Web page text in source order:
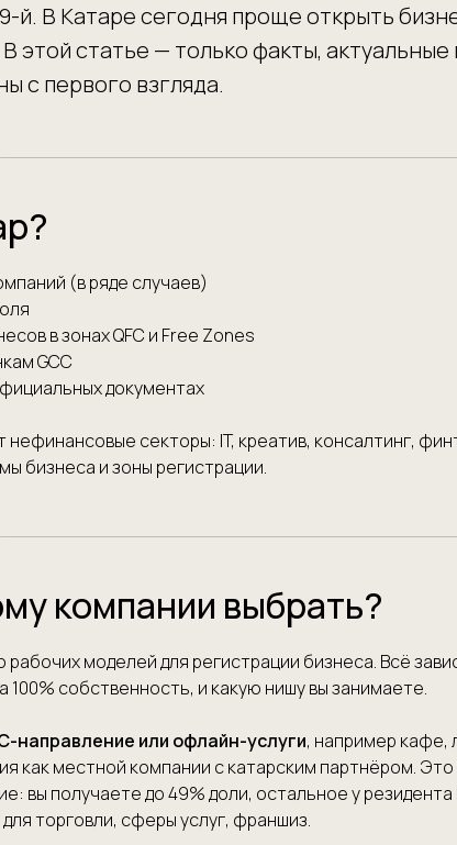
й. В Катаре сегодня проще открыть
этой статье — только факты,
с первого взгляда.
(в ряде случаев)
в зонах QFC и Free Zones
GCC
документах
нефинансовые секторы: IT, креатив, консалтинг,
бизнеса и зоны регистрации.
компании выбрать?
рабочих моделей для регистрации бизнеса. Всё
100% собственность, и какую нишу вы занимаете.
направление или офлайн-услуги, например кафе,
как местной компании с катарским партнёром. Это
вы получаете до 49% доли, остальное у
торговли, сферы услуг, франшиз.